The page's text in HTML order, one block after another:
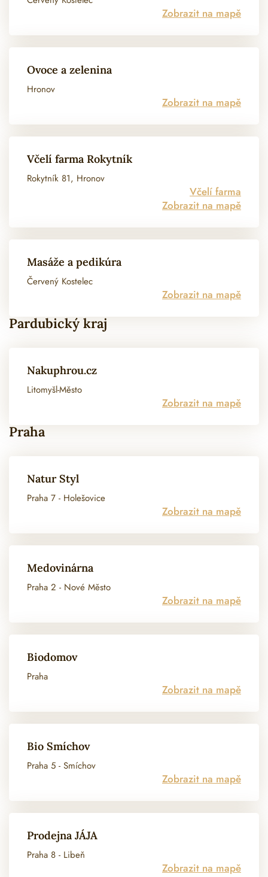
Zobrazit na mapě
Ovoce a zelenina
Hronov
Zobrazit na mapě
Včelí farma Rokytník
Rokytník 81, Hronov
Včelí farma
Zobrazit na mapě
Masáže a pedikúra
Červený Kostelec
Zobrazit na mapě
Pardubický kraj
Nakuphrou.cz
Litomyšl-Město
Zobrazit na mapě
Praha
Natur Styl
Praha 7 - Holešovice
Zobrazit na mapě
Medovinárna
Praha 2 - Nové Město
Zobrazit na mapě
Biodomov
Praha
Zobrazit na mapě
Bio Smíchov
Praha 5 - Smíchov
Zobrazit na mapě
Prodejna JÁJA
Praha 8 - Libeň
Zobrazit na mapě